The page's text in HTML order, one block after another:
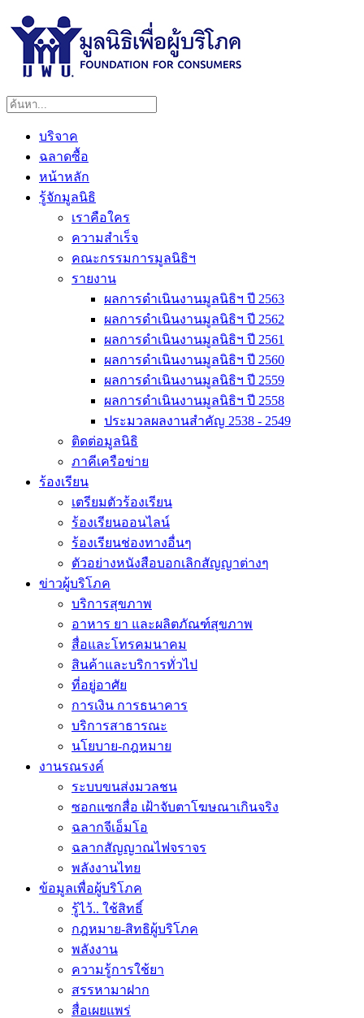
บริจาค
ฉลาดซื้อ
หน้าหลัก
รู้จักมูลนิธิ
เราคือใคร
ความสำเร็จ
คณะกรรมการมูลนิธิฯ
รายงาน
ผลการดำเนินงานมูลนิธิฯ ปี 2563
ผลการดำเนินงานมูลนิธิฯ ปี 2562
ผลการดำเนินงานมูลนิธิฯ ปี 2561
ผลการดำเนินงานมูลนิธิฯ ปี 2560
ผลการดำเนินงานมูลนิธิฯ ปี 2559
ผลการดำเนินงานมูลนิธิฯ ปี 2558
ประมวลผลงานสำคัญ 2538 - 2549
ติดต่อมูลนิธิ
ภาคีเครือข่าย
ร้องเรียน
เตรียมตัวร้องเรียน
ร้องเรียนออนไลน์
ร้องเรียนช่องทางอื่นๆ
ตัวอย่างหนังสือบอกเลิกสัญญาต่างๆ
ข่าวผู้บริโภค
บริการสุขภาพ
อาหาร ยา และผลิตภัณฑ์สุขภาพ
สื่อและโทรคมนาคม
สินค้าและบริการทั่วไป
ที่อยู่อาศัย
การเงิน การธนาคาร
บริการสาธารณะ
นโยบาย-กฎหมาย
งานรณรงค์
ระบบขนส่งมวลชน
ซอกแซกสื่อ เฝ้าจับตาโฆษณาเกินจริง
ฉลากจีเอ็มโอ
ฉลากสัญญาณไฟจราจร
พลังงานไทย
ข้อมูลเพื่อผู้บริโภค
รู้ไว้.. ใช้สิทธิ์
กฎหมาย-สิทธิผู้บริโภค
พลังงาน
ความรู้การใช้ยา
สรรหามาฝาก
สื่อเผยแพร่